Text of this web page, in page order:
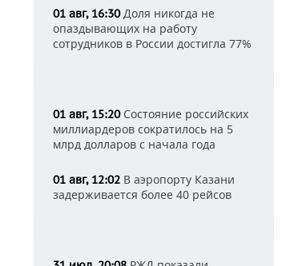
01 авг, 16:30Доля никогда не
опаздывающих на работу
сотрудников в России достигла 77%
01 авг, 15:20Состояние российских
миллиардеров сократилось на 5
млрд долларов с начала года
01 авг, 12:02 В аэропорту Казани
задерживается более 40 рейсов